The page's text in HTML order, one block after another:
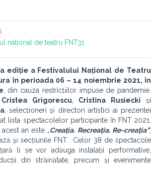
national de teatru FNT31
ediție a Festivalului Național de Teatru
în perioada 06 – 14 noiembrie 2021, în
, din cauza restricțiilor impuse de pandemie.
Grigorescu, Cristina Rusiecki și
, selecționeri și directori artistici ai prezentei
lista spectacolelor participante în FNT 2021.
an este „Creația. Recreația. Re-creația”,
și secțiunile FNT. Celor 38 de spectacole
li se vor adăuga instalații performative,
din străinătate, precum și evenimente